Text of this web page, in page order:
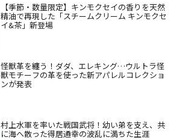
【季節・数量限定】キンモクセイの香りを天然
精油で再現した「スチームクリーム キンモクセ
イ&茶」新登場
怪獣革を纏う！ダダ、エレキング…ウルトラ怪
獣モチーフの革を使った新アパレルコレクショ
ンが発表
村上水軍を率いた戦国武将！幼い弟を支え、共
に海へ散った得居通幸の波乱に満ちた生涯